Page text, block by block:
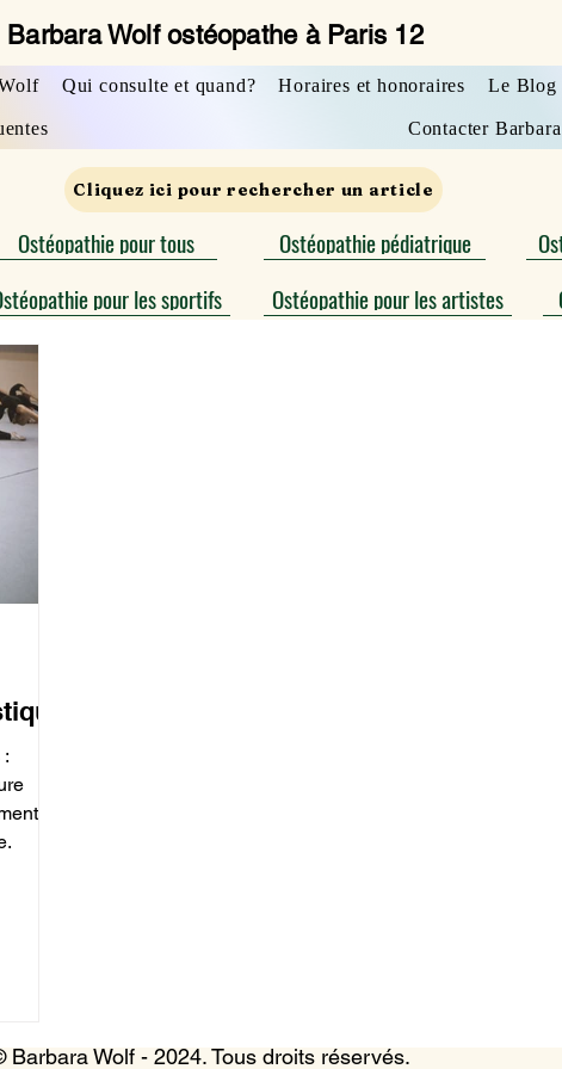
Barbara Wolf ostéopathe à Paris 12
Qui consulte et quand? Horaires et honoraires Le Blog
Contacter
Cliquez ici pour rechercher un article
Ostéopathie pour tous
pour les sportifs
Ostéopathie pédiatrique
Ostéopathie pour les artistes
Barbara Wolf - 2024. Tous droits réservés.